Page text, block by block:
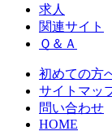
求人
関連サイト
Ｑ＆Ａ
初めての方
サイトマッ
問い合わせ
HOME